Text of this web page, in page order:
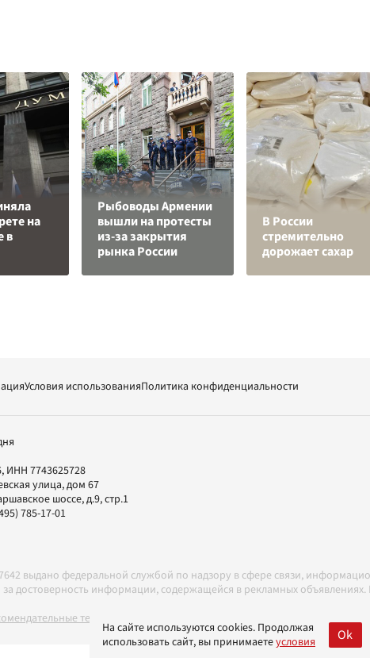
на
в
Рыбоводы Армении
вышли на протесты
из-за закрытия
рынка России
В России
стремительно
дорожает сахар
Условия использованияПолитика конфиденциальности
ИНН 7743625728
улица, дом 67
шоссе, д.9, стр.1
785-17-01
выдано федеральной службой по надзору в сфере связи,
за достоверность информации, содержащейся в рекламных
технологии в соответствии с Правилами
На сайте используются cookies. Продолжая
использовать сайт, вы принимаетеусловия Ok